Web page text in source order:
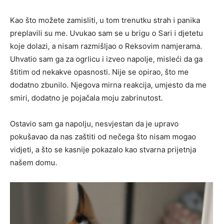
Kao što možete zamisliti, u tom trenutku strah i panika
preplavili su me. Uvukao sam se u brigu o Sari i djetetu
koje dolazi, a nisam razmišljao o Reksovim namjerama.
Uhvatio sam ga za ogrlicu i izveo napolje, misleći da ga
štitim od nekakve opasnosti. Nije se opirao, što me
dodatno zbunilo. Njegova mirna reakcija, umjesto da me
smiri, dodatno je pojačala moju zabrinutost.
Ostavio sam ga napolju, nesvjestan da je upravo
pokušavao da nas zaštiti od nečega što nisam mogao
vidjeti, a što se kasnije pokazalo kao stvarna prijetnja
našem domu.